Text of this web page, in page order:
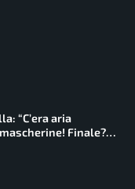
“C’era aria
Finale?